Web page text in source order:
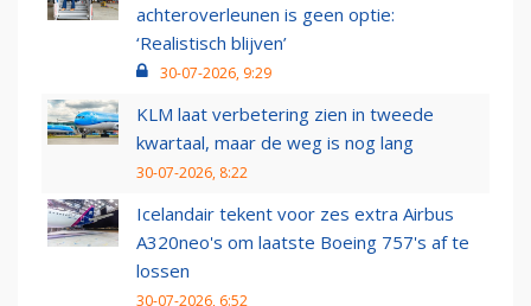
achteroverleunen is geen optie:
‘Realistisch blijven’
30-07-2026, 9:29
KLM laat verbetering zien in tweede
kwartaal, maar de weg is nog lang
30-07-2026, 8:22
Icelandair tekent voor zes extra Airbus
A320neo's om laatste Boeing 757's af te
lossen
30-07-2026, 6:52